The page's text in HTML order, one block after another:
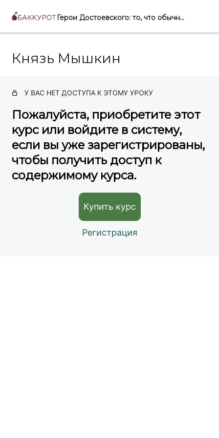
Герои Достоевского: то, что обычно о них не говорят
Иван Карамазов
Митя Карамазов
Князь Мышкин
Настасья Филипповна
Князь Мышкин
У ВАС НЕТ ДОСТУПА К ЭТОМУ УРОКУ
Пожалуйста, приобретите этот
курс или войдите в систему,
если вы уже зарегистрированы,
чтобы получить доступ к
содержимому курса.
Купить курс
Регистрация